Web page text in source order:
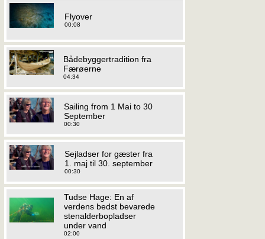
Flyover
00:08
Bådebyggertradition fra
Færøerne
04:34
Sailing from 1 Mai to 30
September
00:30
Sejladser for gæster fra
1. maj til 30. september
00:30
Tudse Hage: En af
verdens bedst bevarede
stenalderbopladser
under vand
02:00